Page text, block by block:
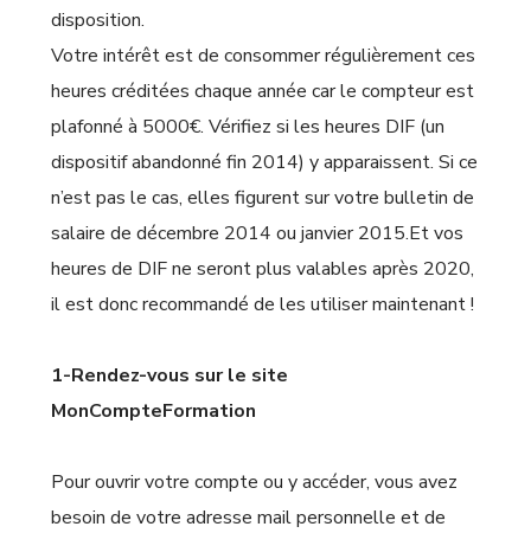
disposition.
Votre intérêt est de consommer régulièrement ces
heures créditées chaque année car le compteur est
plafonné à 5000€. Vérifiez si les heures DIF (un
dispositif abandonné fin 2014) y apparaissent. Si ce
n’est pas le cas, elles figurent sur votre bulletin de
salaire de décembre 2014 ou janvier 2015.Et vos
heures de DIF ne seront plus valables après 2020,
il est donc recommandé de les utiliser maintenant !
1-Rendez-vous sur le site
MonCompteFormation
Pour ouvrir votre compte ou y accéder, vous avez
besoin de votre adresse mail personnelle et de